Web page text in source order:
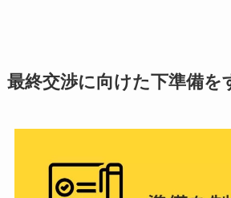
最終交渉に向けた下準備を